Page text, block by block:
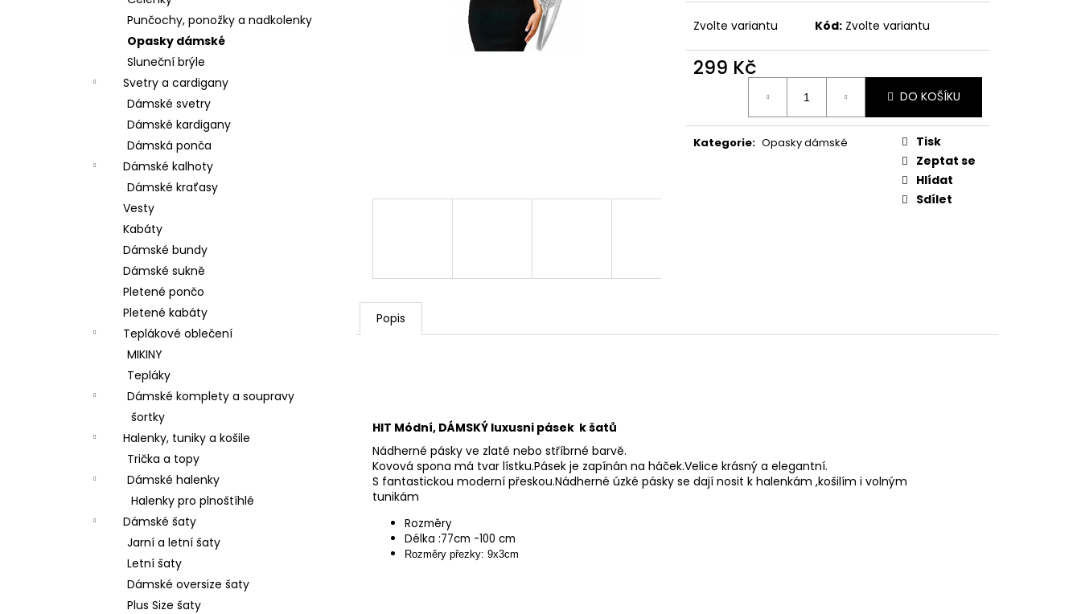
Punčochy, ponožky a nadkolenky
Opasky dámské
Sluneční brýle
Svetry a cardigany
Dámské svetry
Dámské kardigany
Dámská ponča
Dámské kalhoty
Dámské kraťasy
Vesty
Kabáty
Dámské bundy
Dámské sukně
Pletené pončo
Pletené kabáty
Teplákové oblečení
MIKINY
Tepláky
Dámské komplety a soupravy
šortky
Halenky, tuniky a košile
Trička a topy
Dámské halenky
Halenky pro plnoštíhlé
Dámské šaty
Jarní a letní šaty
Letní šaty
Dámské oversize šaty
Plus Size šaty
Zvolte variantu Kód: Zvolte variantu
299 Kč
DO KOŠÍKU
Kategorie: Opasky dámské
Tisk
Zeptat se
Hlídat
Sdílet
Popis
HIT Módní, DÁMSKÝ luxusni pásek k šatů
Nádherné pásky ve zlaté nebo stříbrné barvě.
Kovová spona má tvar lístku.Pásek je zapínán na háček.Velice krásný a elegantní.
S fantastickou moderní přeskou.Nádherné úzké pásky se dají nosit k halenkám ,košilím i volným
tunikám
Rozměry
Délka :77cm -100 cm
Rozměry přezky: 9x3cm
BAVLNĚNÉ KALHOTY ALADDIN LEHKÉ A
VZDUŠNÉ K9700
499 Kč
DÁMSKÁ BAVLNĚNO-LNĚNÁ MIKINA S
KAPUCÍ UB-MARENIA
BAVLNĚNÉ ŠATY- KVĚTINOVÝ VZOR,
KAPSY,OVERSIZE UB-MURRAY
1 599 Kč